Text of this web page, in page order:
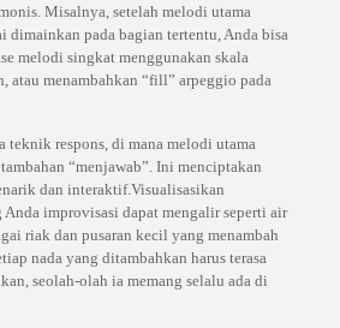
Misalnya, setelah melodi utama
dimainkan pada bagian tertentu, Anda bisa
melodi singkat menggunakan skala
atau menambahkan “fill” arpeggio pada
teknik respons, di mana melodi utama
“menjawab”. Ini menciptakan
dan interaktif.Visualisasikan
improvisasi dapat mengalir seperti air
riak dan pusaran kecil yang menambah
nada yang ditambahkan harus terasa
seolah-olah ia memang selalu ada di